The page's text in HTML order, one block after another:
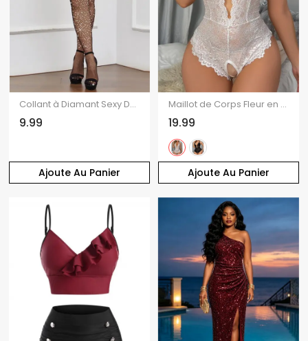
Ajoute Au Panier
Collant à Diamant Sexy Découpe en Résille avec Bouton Design
9.99
Ajoute Au Panier
Maillot de Corps Fleur en Dentelle Transparente à Coupe Basse Une-Pièce
19.99